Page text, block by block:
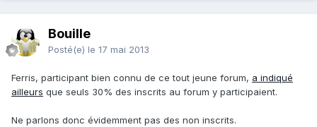
Bouille
Posté(e) le 17 mai 2013
Ferris, participant bien connu de ce tout jeune forum, a indiqué
ailleurs que seuls 30% des inscrits au forum y participaient.
Ne parlons donc évidemment pas des non inscrits.